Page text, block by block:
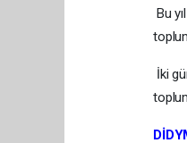
Bu
İki